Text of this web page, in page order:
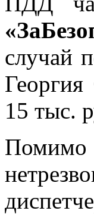
случай
15 тыс.
Помимо